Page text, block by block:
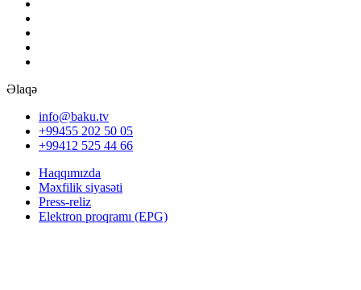
Əlaqə
info@baku.tv
+99455 202 50 05
+99412 525 44 66
Haqqımızda
Məxfilik siyasəti
Press-reliz
Elektron proqramı (EPG)